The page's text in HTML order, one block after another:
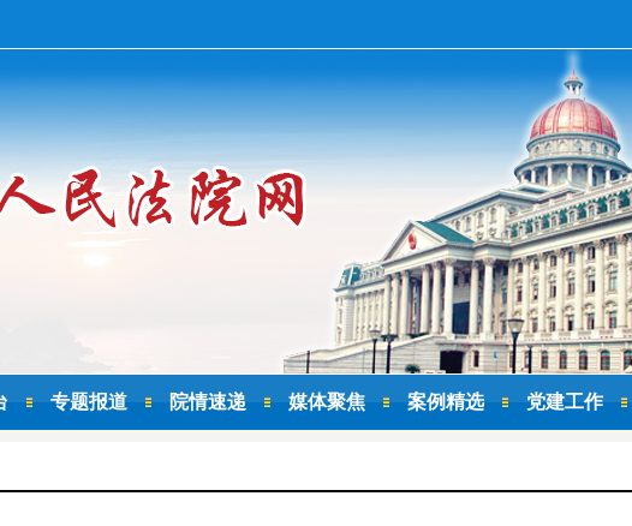
专题报道 院情速递 媒体聚焦 案例精选 党建工作